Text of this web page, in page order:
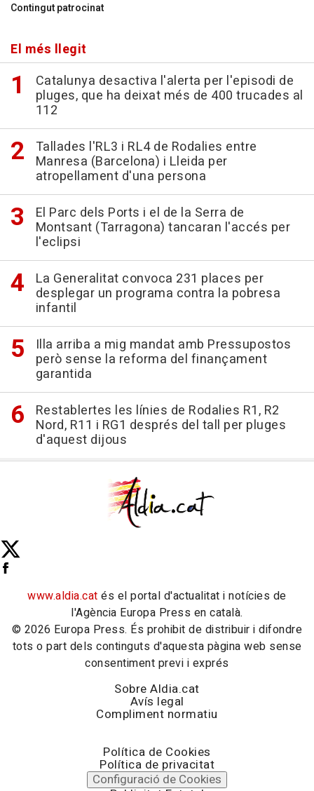
Contingut patrocinat
El més llegit
Catalunya desactiva l'alerta per l'episodi de
pluges, que ha deixat més de 400 trucades al
112
Tallades l'RL3 i RL4 de Rodalies entre
Manresa (Barcelona) i Lleida per
atropellament d'una persona
El Parc dels Ports i el de la Serra de
Montsant (Tarragona) tancaran l'accés per
l'eclipsi
La Generalitat convoca 231 places per
desplegar un programa contra la pobresa
infantil
Illa arriba a mig mandat amb Pressupostos
però sense la reforma del finançament
garantida
Restablertes les línies de Rodalies R1, R2
Nord, R11 i RG1 després del tall per pluges
d'aquest dijous
www.aldia.cat és el portal d'actualitat i notícies de
l'Agència Europa Press en català.
© 2026 Europa Press. És prohibit de distribuir i difondre
tots o part dels continguts d'aquesta pàgina web sense
consentiment previ i exprés
Sobre Aldia.cat
Avís legal
Compliment normatiu
Política de Cookies
Política de privacitat
Configuració de Cookies